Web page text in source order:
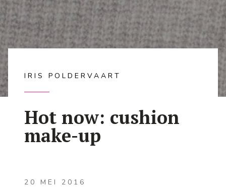
IRIS POLDERVAART
Hot now: cushion
make-up
20 MEI 2016